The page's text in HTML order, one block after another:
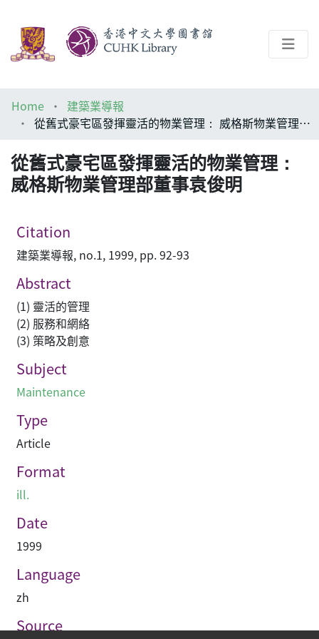
Help
Home
建築業導報
從舊式豪宅區發揮靈活的物業管理： 威格斯物業管理部董事袁俊明
從舊式豪宅區發揮靈活的物業管理：
威格斯物業管理部董事袁俊明
Citation
建築業導報, no.1, 1999, pp. 92-93
Abstract
(1) 靈活的管理
(2) 服務和網絡
(3) 策略及創意
Subject
Maintenance
Type
Article
Format
ill.
Date
1999
Language
zh
Source